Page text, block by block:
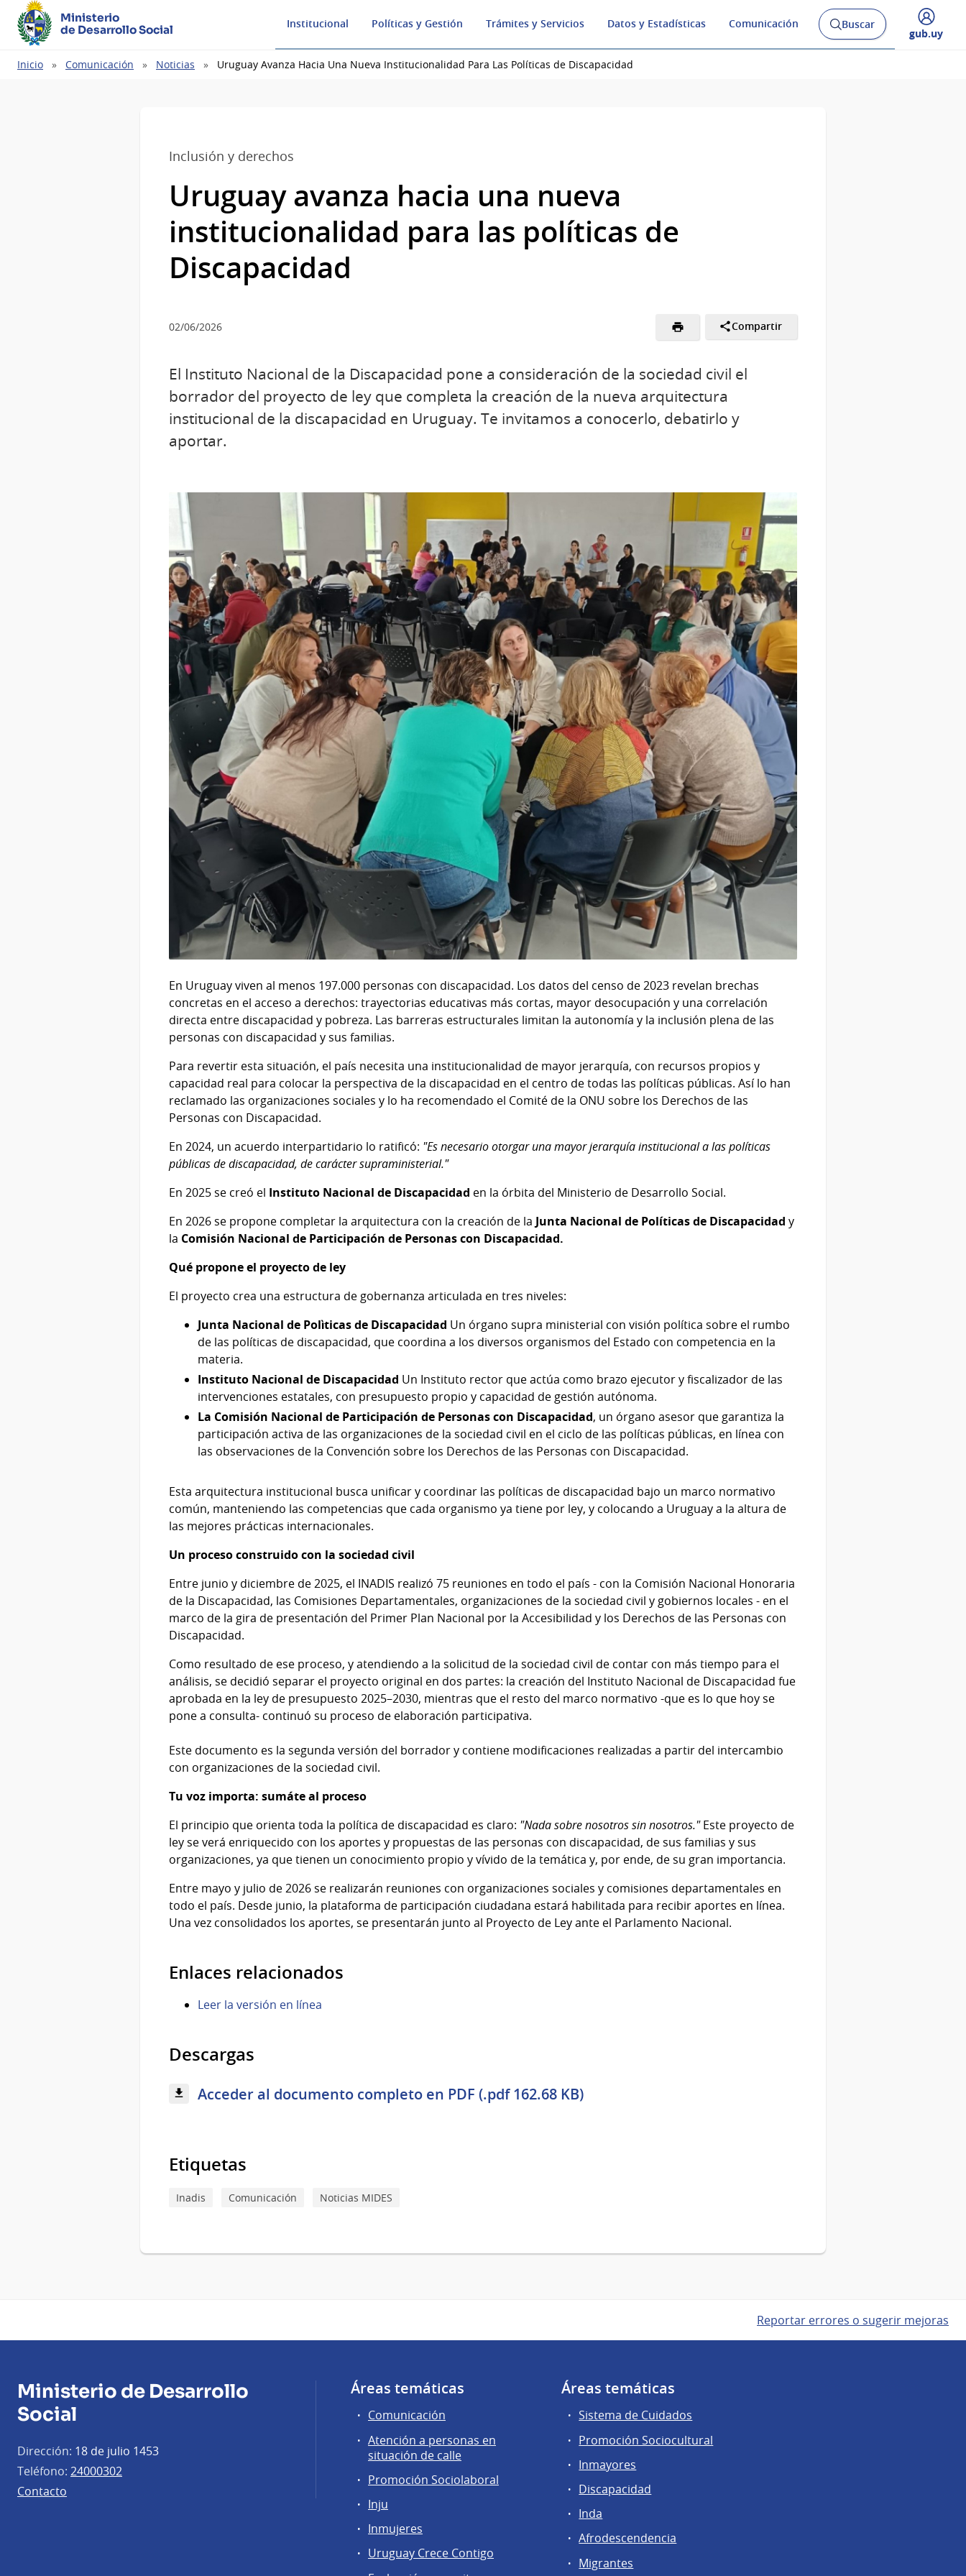
Ministerio
de Desarrollo Social
Institucional Políticas y Gestión Trámites y Servicios Datos y Estadísticas Comunicación
Abrir
buscador
Buscar
Desplegar
gub.uy
Ruta
Inicio Comunicación Noticias Uruguay Avanza Hacia Una Nueva Institucionalidad Para Las Políticas de Discapacidad
Inclusión y derechos
Uruguay avanza hacia una nueva
institucionalidad para las políticas de
Discapacidad
02/06/2026 Compartir
El Instituto Nacional de la Discapacidad pone a consideración de la sociedad civil el
borrador del proyecto de ley que completa la creación de la nueva arquitectura
institucional de la discapacidad en Uruguay. Te invitamos a conocerlo, debatirlo y
aportar.
En Uruguay viven al menos 197.000 personas con discapacidad. Los datos del censo de 2023 revelan brechas
concretas en el acceso a derechos: trayectorias educativas más cortas, mayor desocupación y una correlación
directa entre discapacidad y pobreza. Las barreras estructurales limitan la autonomía y la inclusión plena de las
personas con discapacidad y sus familias.
Para revertir esta situación, el país necesita una institucionalidad de mayor jerarquía, con recursos propios y
capacidad real para colocar la perspectiva de la discapacidad en el centro de todas las políticas públicas. Así lo han
reclamado las organizaciones sociales y lo ha recomendado el Comité de la ONU sobre los Derechos de las
Personas con Discapacidad.
En 2024, un acuerdo interpartidario lo ratificó: "Es necesario otorgar una mayor jerarquía institucional a las políticas
públicas de discapacidad, de carácter supraministerial."
En 2025 se creó el Instituto Nacional de Discapacidad en la órbita del Ministerio de Desarrollo Social.
En 2026 se propone completar la arquitectura con la creación de la Junta Nacional de Políticas de Discapacidad y
la Comisión Nacional de Participación de Personas con Discapacidad.
Qué propone el proyecto de ley
El proyecto crea una estructura de gobernanza articulada en tres niveles:
Junta Nacional de Polìticas de Discapacidad Un órgano supra ministerial con visión política sobre el rumbo
de las políticas de discapacidad, que coordina a los diversos organismos del Estado con competencia en la
materia.
Instituto Nacional de Discapacidad Un Instituto rector que actúa como brazo ejecutor y fiscalizador de las
intervenciones estatales, con presupuesto propio y capacidad de gestión autónoma.
La Comisión Nacional de Participación de Personas con Discapacidad, un órgano asesor que garantiza la
participación activa de las organizaciones de la sociedad civil en el ciclo de las políticas públicas, en línea con
las observaciones de la Convención sobre los Derechos de las Personas con Discapacidad.
Esta arquitectura institucional busca unificar y coordinar las políticas de discapacidad bajo un marco normativo
común, manteniendo las competencias que cada organismo ya tiene por ley, y colocando a Uruguay a la altura de
las mejores prácticas internacionales.
Un proceso construido con la sociedad civil
Entre junio y diciembre de 2025, el INADIS realizó 75 reuniones en todo el país - con la Comisión Nacional Honoraria
de la Discapacidad, las Comisiones Departamentales, organizaciones de la sociedad civil y gobiernos locales - en el
marco de la gira de presentación del Primer Plan Nacional por la Accesibilidad y los Derechos de las Personas con
Discapacidad.
Como resultado de ese proceso, y atendiendo a la solicitud de la sociedad civil de contar con más tiempo para el
análisis, se decidió separar el proyecto original en dos partes: la creación del Instituto Nacional de Discapacidad fue
aprobada en la ley de presupuesto 2025–2030, mientras que el resto del marco normativo -que es lo que hoy se
pone a consulta- continuó su proceso de elaboración participativa.
Este documento es la segunda versión del borrador y contiene modificaciones realizadas a partir del intercambio
con organizaciones de la sociedad civil.
Tu voz importa: sumáte al proceso
El principio que orienta toda la política de discapacidad es claro: "Nada sobre nosotros sin nosotros."Este proyecto de
ley se verá enriquecido con los aportes y propuestas de las personas con discapacidad, de sus familias y sus
organizaciones, ya que tienen un conocimiento propio y vívido de la temática y, por ende, de su gran importancia.
Entre mayo y julio de 2026 se realizarán reuniones con organizaciones sociales y comisiones departamentales en
todo el país. Desde junio, la plataforma de participación ciudadana estará habilitada para recibir aportes en línea.
Una vez consolidados los aportes, se presentarán junto al Proyecto de Ley ante el Parlamento Nacional.
Enlaces relacionados
Leer la versión en línea
Descargas
Acceder al documento completo en PDF (.pdf 162.68 KB)
Etiquetas
Inadis Comunicación Noticias MIDES
Reportar errores o sugerir mejoras
Ministerio de Desarrollo
Social
Dirección: 18 de julio 1453
Teléfono: 24000302
Contacto
Áreas temáticas
Comunicación
Atención a personas en
situación de calle
Promoción Sociolaboral
Inju
Inmujeres
Uruguay Crece Contigo
Áreas temáticas
Sistema de Cuidados
Promoción Sociocultural
Inmayores
Discapacidad
Inda
Afrodescendencia
Migrantes